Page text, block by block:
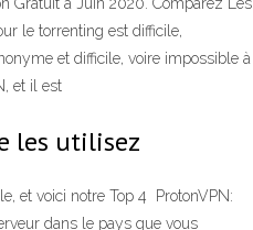
le torrenting est difficile,
et difficile, voire impossible à
et il est
les utilisez
et voici notre Top 4 ️ ProtonVPN:
dans le pays que vous